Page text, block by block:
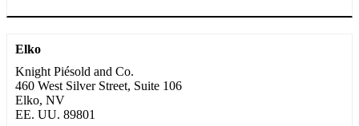
Elko
Knight Piésold and Co.
460 West Silver Street, Suite 106
Elko, NV
EE. UU. 89801